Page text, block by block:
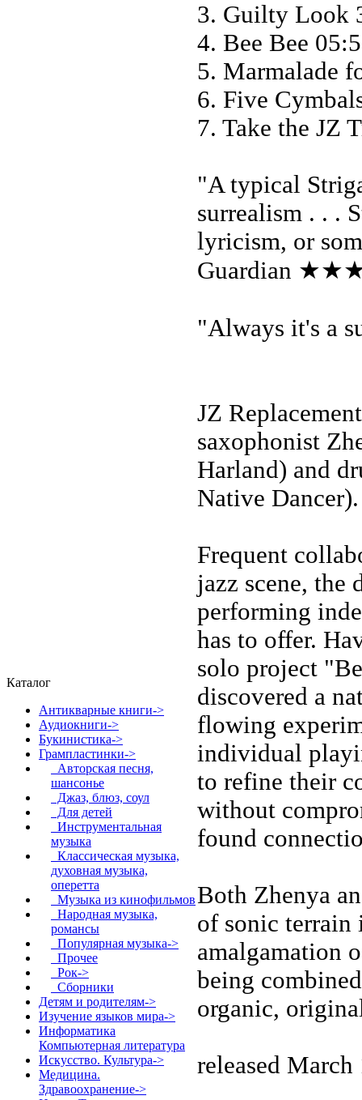
Каталог
Антикварные книги->
Аудиокниги->
Букинистика->
Грампластинки->
Авторская песня,
шансонье
Джаз, блюз, соул
Для детей
Инструментальная
музыка
Классическая музыка,
духовная музыка,
оперетта
Музыка из кинофильмов
Народная музыка,
романсы
Популярная музыка->
Прочее
Рок->
Сборники
Детям и родителям->
Изучение языков мира->
Информатика
Компьютерная литература
Искусство. Культура->
Медицина.
Здравоохранение->
3. Guilty Look
4. Bee Bee
5. Marmalade
6. Five
7. Take the JZ
"A typical
surrealism . . .
lyricism, or
Guardian
"Always it's a
JZ
saxophonist
Harland) and
Native Dancer).
Frequent
jazz scene, the
performing
has to offer.
solo project
discovered a
flowing
individual
to refine their
without
found
Both Zhenya
of sonic terrain
amalgamation
being
organic,
released March